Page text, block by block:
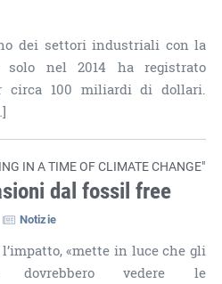
dei settori industriali con la
solo nel 2014 ha registrato
circa 100 miliardi di dollari.
IN A TIME OF CLIMATE CHANGE"
dal fossil free
Notizie
«mette in luce che gli
dovrebbero vedere le